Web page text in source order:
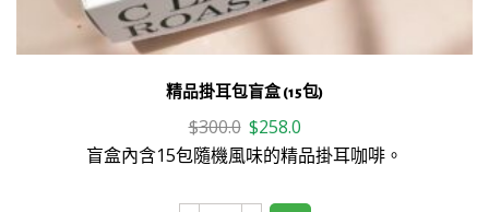
精品掛耳包盲盒 (15包)
$300.0 Original
price
$300.0.
$258.0Current
price
$258.0.
盲盒內含15包隨機風味的精品掛耳咖啡。